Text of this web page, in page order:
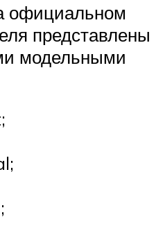
официальном
представлены
модельными